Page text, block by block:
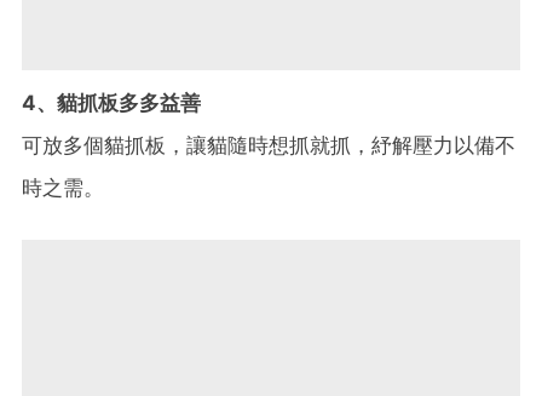
4、貓抓板多多益善
可放多個貓抓板，讓貓隨時想抓就抓，紓解壓力以備不
時之需。